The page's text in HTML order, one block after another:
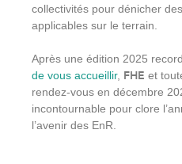
collectivités pour dénicher
applicables sur le terrain.
Après une édition 2025 record
de vous accueillir, FHE et
rendez-vous en décembre
incontournable pour clore
l’avenir des EnR.